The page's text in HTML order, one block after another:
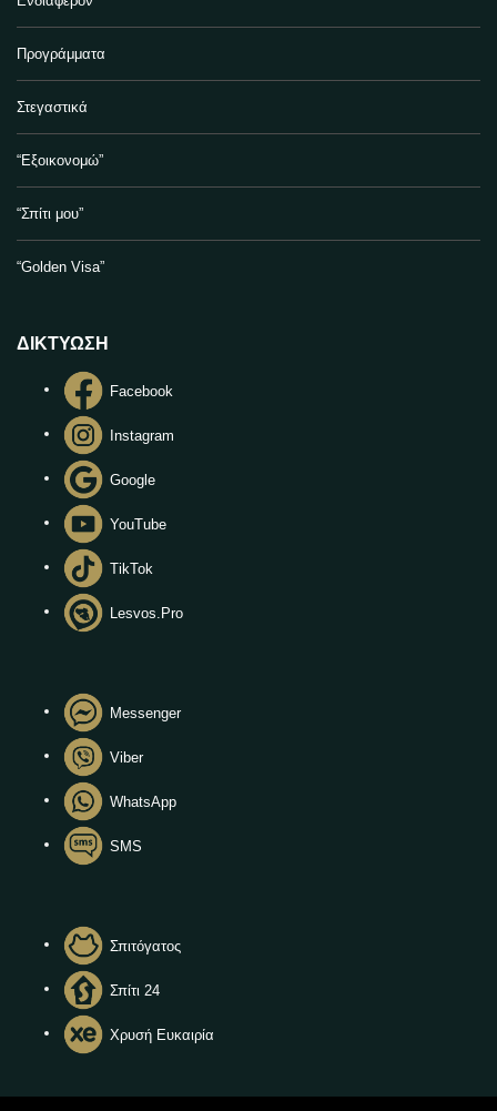
Προγράμματα
Στεγαστικά
“Εξοικονομώ”
“Σπίτι μου”
“Golden Visa”
ΔΙΚΤΥΩΣΗ
Facebook
Instagram
Google
YouTube
TikTok
Lesvos.Pro
Messenger
Viber
WhatsApp
SMS
Σπιτόγατος
Σπίτι 24
Χρυσή Ευκαιρία